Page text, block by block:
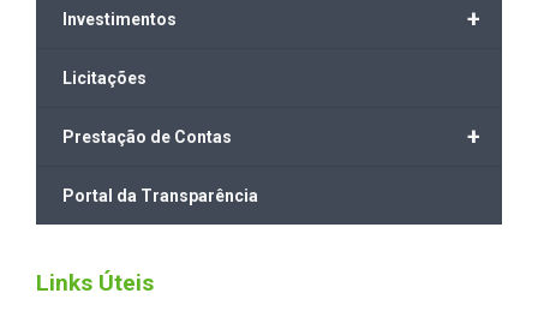
+
Investimentos
Licitações
+
Prestação de Contas
Portal da Transparência
Links Úteis